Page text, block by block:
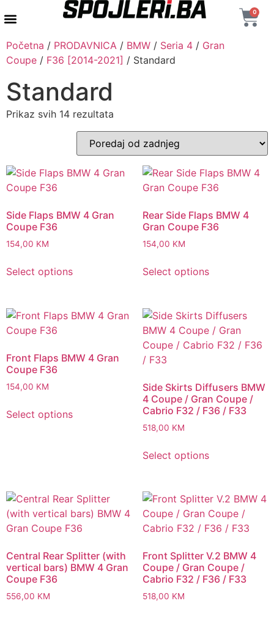
0
Početna / PRODAVNICA / BMW / Seria 4 / Gran
Coupe / F36 [2014-2021] / Standard
Standard
Prikaz svih 14 rezultata
Side Flaps BMW 4 Gran
Coupe F36
154,00 KM
Select options
Rear Side Flaps BMW 4
Gran Coupe F36
154,00 KM
Select options
Front Flaps BMW 4 Gran
Coupe F36
154,00 KM
Select options
Side Skirts Diffusers BMW
4 Coupe / Gran Coupe /
Cabrio F32 / F36 / F33
518,00 KM
Select options
Central Rear Splitter (with
vertical bars) BMW 4 Gran
Coupe F36
556,00 KM
Front Splitter V.2 BMW 4
Coupe / Gran Coupe /
Cabrio F32 / F36 / F33
518,00 KM